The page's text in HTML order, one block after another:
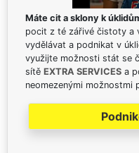
Máte cit a sklony k
pocit z té zářivé čistoty a
vydělávat a podnikat v
využijte možnosti stát se
sítě EXTRA SERVICES a
neomezenými možnostmi